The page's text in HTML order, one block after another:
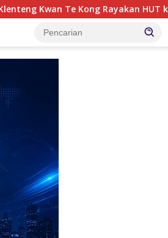
HUT ke-272, Ribuan Umat dan